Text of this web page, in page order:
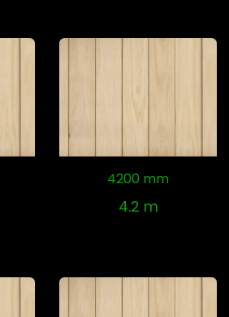
4200 mm
4.2 m